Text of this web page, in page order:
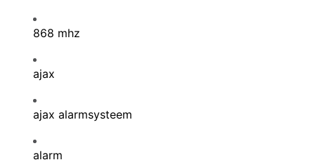
868 mhz
ajax
ajax alarmsysteem
alarm